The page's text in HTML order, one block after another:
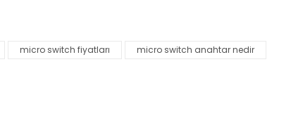
micro switch fiyatları
micro switch anahtar nedir